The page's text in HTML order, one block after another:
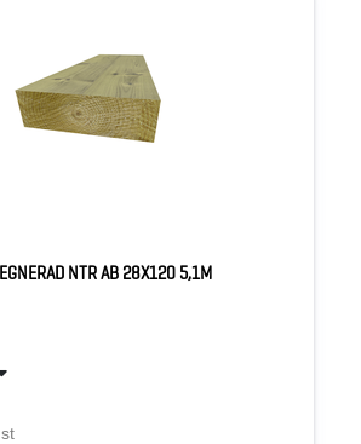
NTR AB 28X120 5,1M